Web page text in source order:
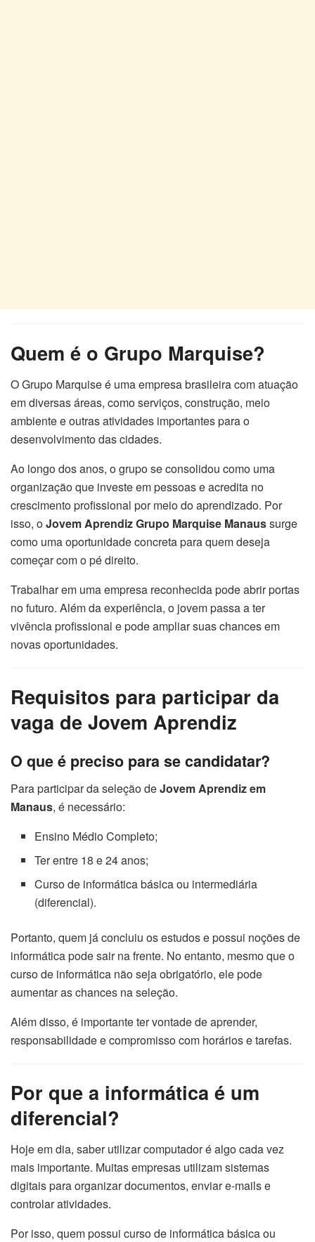
Quem é o Grupo Marquise?
O Grupo Marquise é uma empresa brasileira com atuação
em diversas áreas, como serviços, construção, meio
ambiente e outras atividades importantes para o
desenvolvimento das cidades.
Ao longo dos anos, o grupo se consolidou como uma
organização que investe em pessoas e acredita no
crescimento profissional por meio do aprendizado. Por
isso, oJovem Aprendiz Grupo Marquise Manaussurge
como uma oportunidade concreta para quem deseja
começar com o pé direito.
Trabalhar em uma empresa reconhecida pode abrir portas
no futuro. Além da experiência, o jovem passa a ter
vivência profissional e pode ampliar suas chances em
novas oportunidades.
Requisitos para participar da
vaga de Jovem Aprendiz
O que é preciso para se candidatar?
Para participar da seleção deJovem Aprendiz em
Manaus, é necessário:
Ensino Médio Completo;
Ter entre 18 e 24 anos;
Curso de informática básica ou intermediária
(diferencial).
Portanto, quem já concluiu os estudos e possui noções de
informática pode sair na frente. No entanto, mesmo que o
curso de informática não seja obrigatório, ele pode
aumentar as chances na seleção.
Além disso, é importante ter vontade de aprender,
responsabilidade e compromisso com horários e tarefas.
Por que a informática é um
diferencial?
Hoje em dia, saber utilizar computador é algo cada vez
mais importante. Muitas empresas utilizam sistemas
digitais para organizar documentos, enviar e-mails e
controlar atividades.
Por isso, quem possui curso de informática básica ou